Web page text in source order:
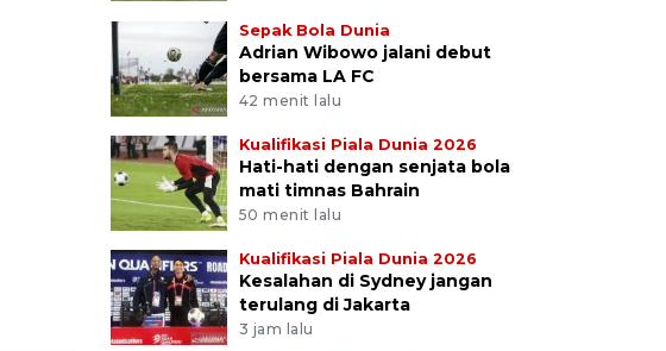
Sepak Bola Dunia
Adrian Wibowo jalani debut
bersama LA FC
42 menit lalu
Kualifikasi Piala Dunia 2026
Hati-hati dengan senjata bola
mati timnas Bahrain
50 menit lalu
Kualifikasi Piala Dunia 2026
Kesalahan di Sydney jangan
terulang di Jakarta
3 jam lalu